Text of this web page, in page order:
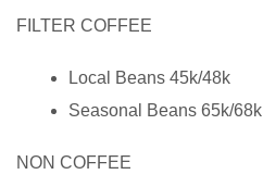
FILTER COFFEE
Local Beans 45k/48k
Seasonal Beans 65k/68k
NON COFFEE